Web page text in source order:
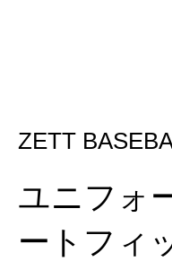
ZETT
ユニフォ
ートフィ